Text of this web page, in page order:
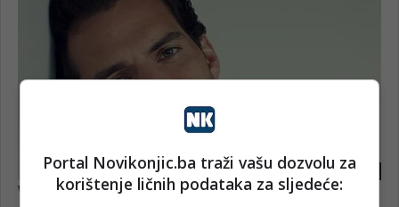
Portal Novikonjic.ba traži vašu dozvolu za
korištenje ličnih podataka za sljedeće: